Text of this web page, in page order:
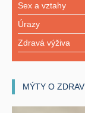
Sex a vztahy
Úrazy
Zdravá výživa
MÝTY O